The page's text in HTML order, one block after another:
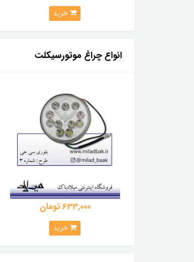
خرید
انواع چراغ موتورسیکلت
633,000 تومان
خرید